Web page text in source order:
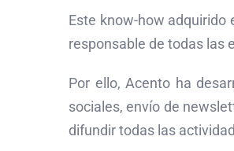
Este know-how
responsable de todas las
Por ello, Acento ha
sociales, envío de
difundir todas las